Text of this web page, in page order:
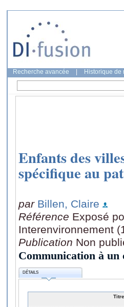
Recherche avancée Historique de
Enfants des
spécifique au
par Billen, Claire
Référence Exposé
Interenvironnement
Publication Non
Communication à un
DÉTAILS